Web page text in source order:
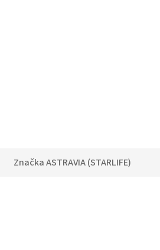
ZnačkaASTRAVIA (STARLIFE)